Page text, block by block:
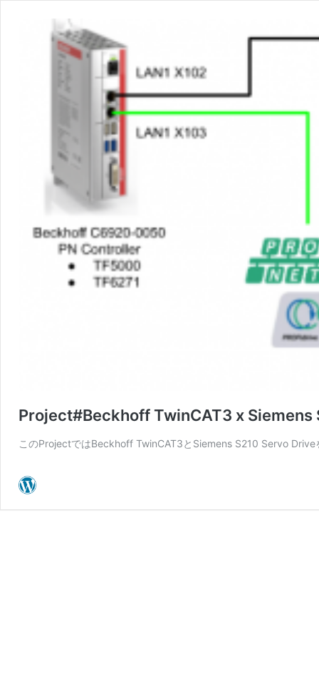
Project#Beckhoff TwinCAT3 x Siemens
このProjectではBeckhoff TwinCAT3とSiemens S210 Servo